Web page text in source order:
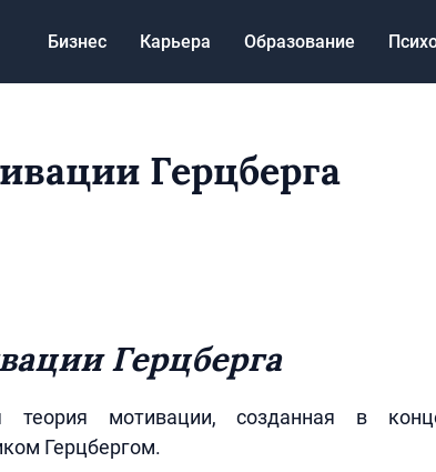
Бизнес Карьера Образование
Герцберга
Герцберга
теория мотивации, созданная в
Герцбергом.